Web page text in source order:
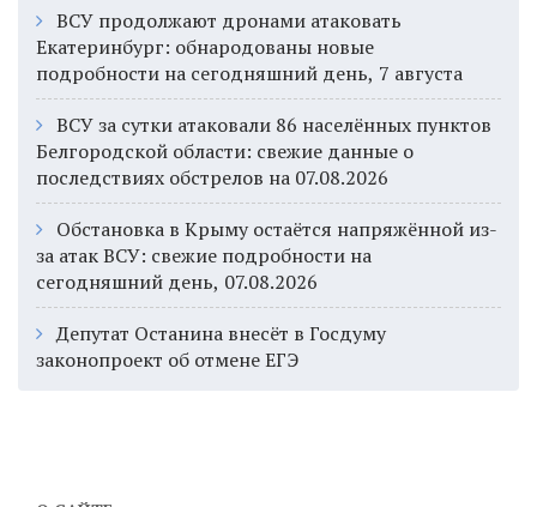
ВСУ продолжают дронами атаковать
Екатеринбург: обнародованы новые
подробности на сегодняшний день, 7 августа
ВСУ за сутки атаковали 86 населённых пунктов
Белгородской области: свежие данные о
последствиях обстрелов на 07.08.2026
Обстановка в Крыму остаётся напряжённой из-
за атак ВСУ: свежие подробности на
сегодняшний день, 07.08.2026
Депутат Останина внесёт в Госдуму
законопроект об отмене ЕГЭ